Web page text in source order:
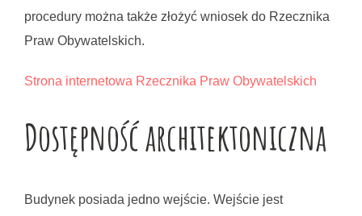
procedury można także złożyć wniosek do Rzecznika
Praw Obywatelskich.
Strona internetowa Rzecznika Praw Obywatelskich
Dostępność architektoniczna
Budynek posiada jedno wejście. Wejście jest